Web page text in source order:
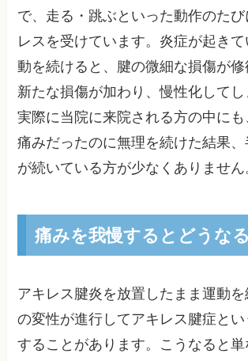
で、走る・跳ぶといった動作のたび
レスを受けています。炎症が起き
動を続けると、腱の微細な損傷が
新たな損傷が加わり、慢性化してし
実際に当院に来院される方の中に
痛みだったのに無理を続けた結果
が続いている方が少なくありません
痛みを我慢するとどうな
アキレス腱炎を放置したまま運動
の変性が進行してアキレス腱症と
することがあります。こうなると